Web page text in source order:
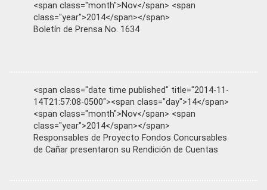
<span class="month">Nov</span> <span
class="year">2014</span></span>
Boletín de Prensa No. 1634
<span class="date time published" title="2014-11-
14T21:57:08-0500"><span class="day">14</span>
<span class="month">Nov</span> <span
class="year">2014</span></span>
Responsables de Proyecto Fondos Concursables
de Cañar presentaron su Rendición de Cuentas